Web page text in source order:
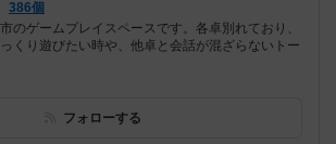
386個
のゲームプレイスペースです。各卓別れており、
くり遊びたい時や、他卓と会話が混ざらないトー
フォローする